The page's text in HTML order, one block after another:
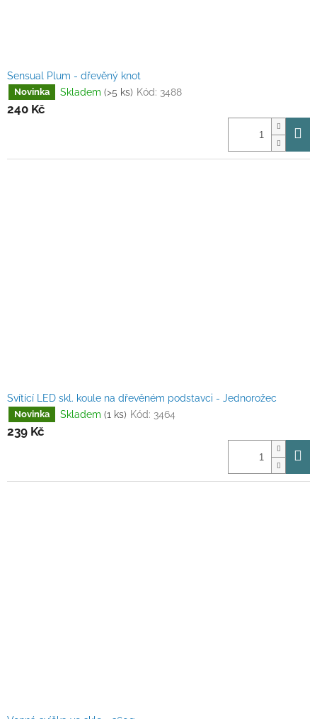
Sensual Plum - dřevěný knot
Novinka Skladem (>5 ks) Kód: 3488
240 Kč
Svítící LED skl. koule na dřevěném podstavci - Jednorožec
Novinka Skladem (1 ks) Kód: 3464
239 Kč